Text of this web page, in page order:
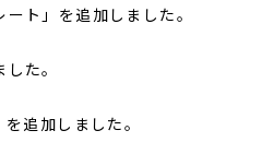
ト」を追加しました。
た。
追加しました。